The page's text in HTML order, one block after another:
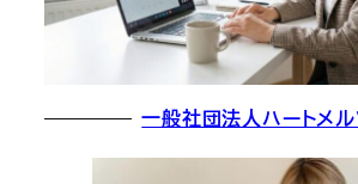
一般社団法人ハートメ